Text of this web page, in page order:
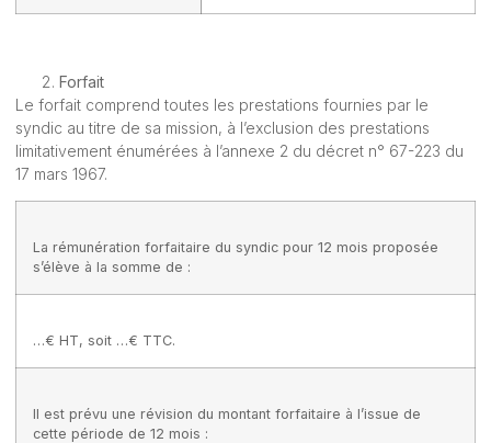
Forfait
Le forfait comprend toutes les prestations fournies par le
syndic au titre de sa mission, à l’exclusion des prestations
limitativement énumérées à l’annexe 2 du décret n° 67-223 du
17 mars 1967.
La rémunération forfaitaire du syndic pour 12 mois proposée
s’élève à la somme de :
…€ HT, soit …€ TTC.
Il est prévu une révision du montant forfaitaire à l’issue de
cette période de 12 mois :